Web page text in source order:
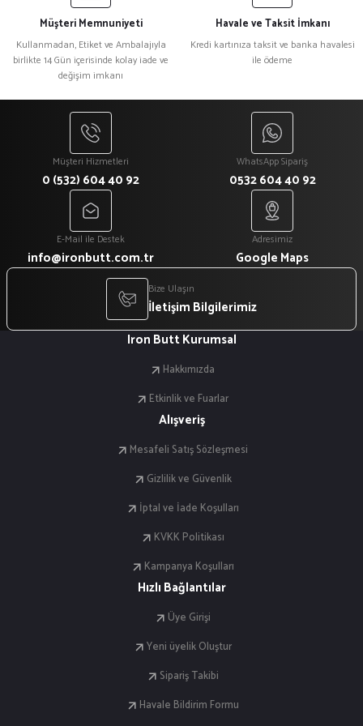
Ürün fiyatı diğer sitelerden daha pahalı.
Bu ürüne benzer farklı alternatifler olmalı.
Müşteri Memnuniyeti
Kullanmadan, Etiket ve Ambalajıyla
birlikte 14 Gün içerisinde kolay iade ve
değişim imkanı
Havale ve Taksit İmkanı
Kredi kartınıza taksit ve banka havalesi
ile ödeme
Müşteri Hizmetleri
0 (532) 604 40 92
WhatsApp Sipariş
0532 604 40 92
E-Mail ile Destek
info@ironbutt.com.tr
Adresimiz
Google Maps
Bize Ulaşın
İletişim Bilgilerimiz
Iron Butt Kurumsal
Hakkımızda
Etkinlik ve Fuarlar
Alışveriş
Mesafeli Satış Sözleşmesi
Gizlilik ve Güvenlik
İptal ve İade Koşulları
KVKK Politikası
Kampanya Koşulları
Hızlı Bağlantılar
Üye Girişi
Yeni üyelik Oluştur
Sipariş Takibi
Havale Bildirim Formu